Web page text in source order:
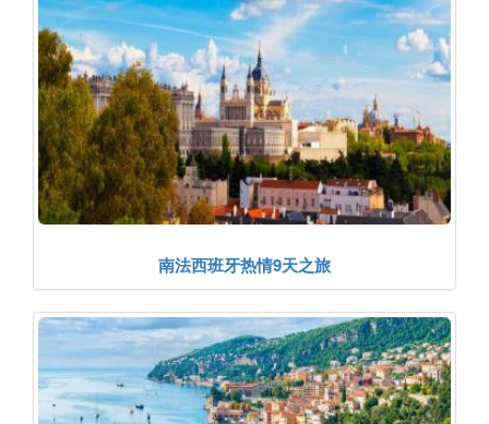
南法西班牙热情9天之旅